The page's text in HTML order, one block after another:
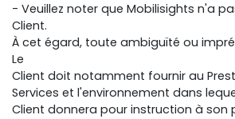
- Veuillez noter que Mobilisights n'a
Client.
À cet égard, toute ambiguïté ou
Le
Client doit notamment fournir au
Services et l'environnement dans
Client donnera pour instruction à